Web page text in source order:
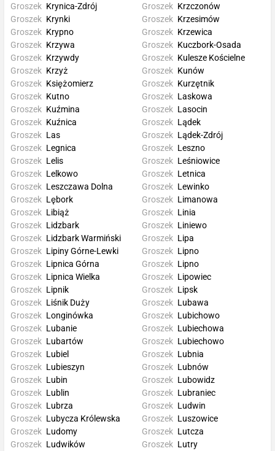
Groszek Krynica-Zdrój
Groszek Krynki
Groszek Krypno
Groszek Krzczonów
Groszek Krzesimów
Groszek Krzewica
Groszek Krzywa
Groszek Krzywdy
Groszek Krzyż
Groszek Księżomierz
Groszek Kuczbork-Osada
Groszek Kulesze Kościelne
Groszek Kunów
Groszek Kurzętnik
Groszek Kutno
Groszek Kuźmina
Groszek Kuźnica
Groszek Las
Groszek Laskowa
Groszek Lasocin
Groszek Lądek
Groszek Lądek-Zdrój
Groszek Legnica
Groszek Lelis
Groszek Lelkowo
Groszek Leszczawa Dolna
Groszek Leszno
Groszek Leśniowice
Groszek Letnica
Groszek Lewinko
Groszek Lębork
Groszek Libiąż
Groszek Lidzbark
Groszek Lidzbark Warmiński
Groszek Limanowa
Groszek Linia
Groszek Liniewo
Groszek Lipa
Groszek Lipiny Górne-Lewki
Groszek Lipnica Górna
Groszek Lipnica Wielka
Groszek Lipnik
Groszek Lipno
Groszek Lipno
Groszek Lipowiec
Groszek Lipsk
Groszek Liśnik Duży
Groszek Longinówka
Groszek Lubanie
Groszek Lubartów
Groszek Lubawa
Groszek Lubichowo
Groszek Lubiechowa
Groszek Lubiechowo
Groszek Lubiel
Groszek Lubieszyn
Groszek Lubin
Groszek Lublin
Groszek Lubnia
Groszek Lubnów
Groszek Lubowidz
Groszek Lubraniec
Groszek Lubrza
Groszek Lubycza Królewska
Groszek Ludomy
Groszek Ludwików
Groszek Ludwin
Groszek Luszowice
Groszek Lutcza
Groszek Lutry